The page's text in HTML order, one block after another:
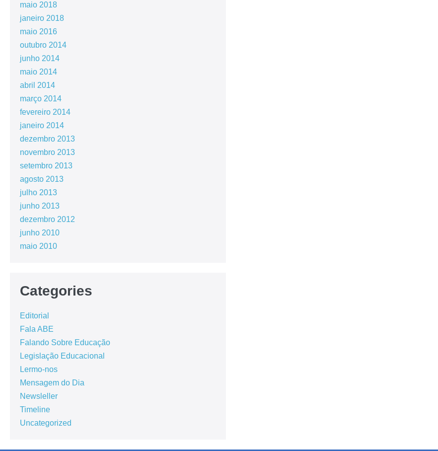
maio 2018
janeiro 2018
maio 2016
outubro 2014
junho 2014
maio 2014
abril 2014
março 2014
fevereiro 2014
janeiro 2014
dezembro 2013
novembro 2013
setembro 2013
agosto 2013
julho 2013
junho 2013
dezembro 2012
junho 2010
maio 2010
Categories
Editorial
Fala ABE
Falando Sobre Educação
Legislação Educacional
Lermo-nos
Mensagem do Dia
Newsleller
Timeline
Uncategorized